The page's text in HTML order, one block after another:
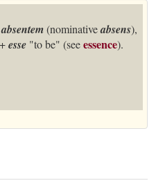
absentem(nominativeabsens),
esse "to be" (seeessence).